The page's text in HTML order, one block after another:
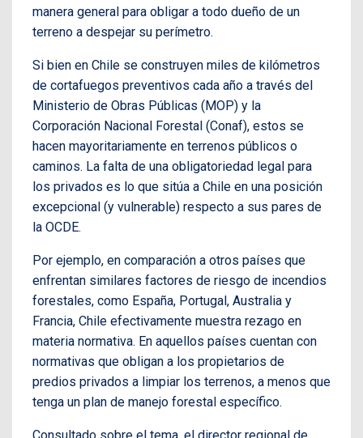
manera general para obligar a todo dueño de un
terreno a despejar su perímetro.
Si bien en Chile se construyen miles de kilómetros
de cortafuegos preventivos cada año a través del
Ministerio de Obras Públicas (MOP) y la
Corporación Nacional Forestal (Conaf), estos se
hacen mayoritariamente en terrenos públicos o
caminos. La falta de una obligatoriedad legal para
los privados es lo que sitúa a Chile en una posición
excepcional (y vulnerable) respecto a sus pares de
la OCDE.
Por ejemplo, en comparación a otros países que
enfrentan similares factores de riesgo de incendios
forestales, como España, Portugal, Australia y
Francia, Chile efectivamente muestra rezago en
materia normativa. En aquellos países cuentan con
normativas que obligan a los propietarios de
predios privados a limpiar los terrenos, a menos que
tenga un plan de manejo forestal específico.